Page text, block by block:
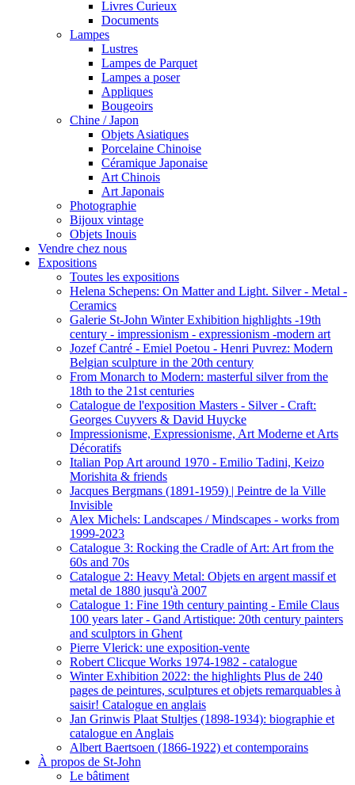
Livres Curieux
Documents
Lampes
Lustres
Lampes de Parquet
Lampes a poser
Appliques
Bougeoirs
Chine / Japon
Objets Asiatiques
Porcelaine Chinoise
Céramique Japonaise
Art Chinois
Art Japonais
Photographie
Bijoux vintage
Objets Inouis
Vendre chez nous
Expositions
Toutes les expositions
Helena Schepens: On Matter and Light. Silver - Metal -
Ceramics
Galerie St-John Winter Exhibition highlights -19th
century - impressionism - expressionism -modern art
Jozef Cantré - Emiel Poetou - Henri Puvrez: Modern
Belgian sculpture in the 20th century
From Monarch to Modern: masterful silver from the
18th to the 21st centuries
Catalogue de l'exposition Masters - Silver - Craft:
Georges Cuyvers & David Huycke
Impressionisme, Expressionisme, Art Moderne et Arts
Décoratifs
Italian Pop Art around 1970 - Emilio Tadini, Keizo
Morishita & friends
Jacques Bergmans (1891-1959) | Peintre de la Ville
Invisible
Alex Michels: Landscapes / Mindscapes - works from
1999-2023
Catalogue 3: Rocking the Cradle of Art: Art from the
60s and 70s
Catalogue 2: Heavy Metal: Objets en argent massif et
metal de 1880 jusqu'à 2007
Catalogue 1: Fine 19th century painting - Emile Claus
100 years later - Gand Artistique: 20th century painters
and sculptors in Ghent
Pierre Vlerick: une exposition-vente
Robert Clicque Works 1974-1982 - catalogue
Winter Exhibition 2022: the highlights Plus de 240
pages de peintures, sculptures et objets remarquables à
saisir! Catalogue en anglais
Jan Grinwis Plaat Stultjes (1898-1934): biographie et
catalogue en Anglais
Albert Baertsoen (1866-1922) et contemporains
À propos de St-John
Le bâtiment